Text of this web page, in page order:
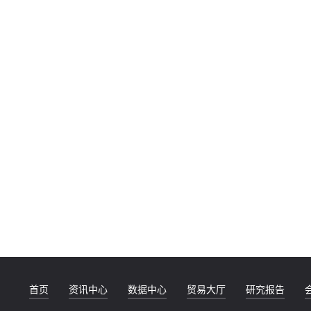
首页 资讯中心 数据中心 贸易大厅 研究报告